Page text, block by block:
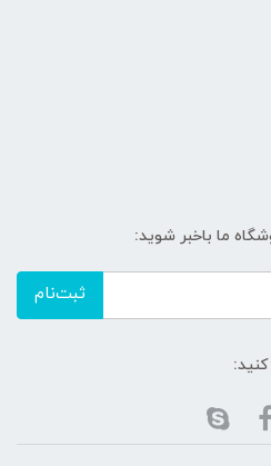
ما باخبر شوید:
ثبت‌نام